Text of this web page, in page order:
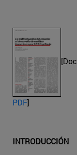
PDF]
INTRODUCCIÓN